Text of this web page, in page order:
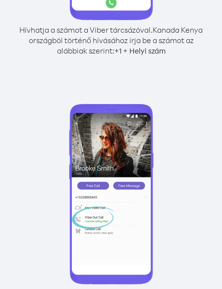
Hívhatja a számot a Viber tárcsázóval.Kanada Kenya
országból történő hívásához írja be a számot az
alábbiak szerint:+1+ Helyi szám